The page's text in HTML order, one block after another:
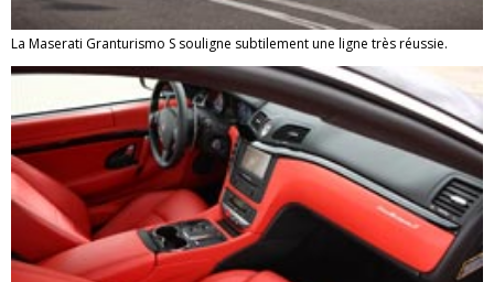
La Maserati Granturismo S souligne subtilement une ligne très réussie.